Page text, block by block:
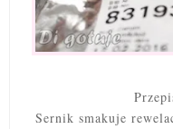
Sernik smakuje